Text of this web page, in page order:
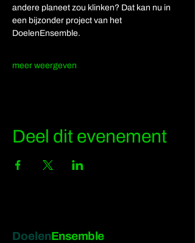
andere planeet zou klinken? Dat kan nu in
een bijzonder project van het
DoelenEnsemble.
meer weergeven
Deel dit evenement
DoelenEnsemble